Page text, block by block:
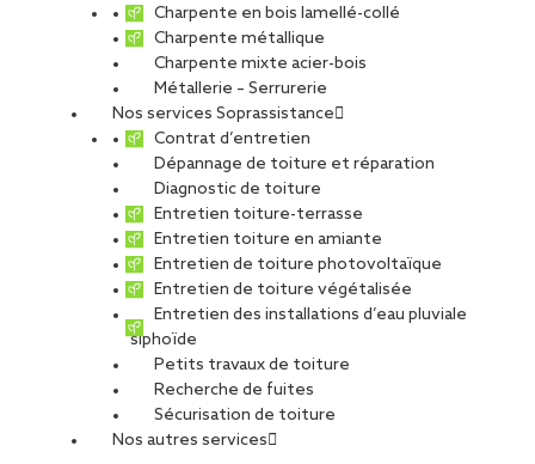
Charpente en bois lamellé-collé
Charpente métallique
Charpente mixte acier-bois
Métallerie – Serrurerie
Nos services Soprassistance
Contrat d’entretien
Dépannage de toiture et réparation
Diagnostic de toiture
Entretien toiture-terrasse
Entretien toiture en amiante
Entretien de toiture photovoltaïque
Entretien de toiture végétalisée
Entretien des installations d’eau pluviale
siphoïde
Petits travaux de toiture
Recherche de fuites
Sécurisation de toiture
Nos autres services